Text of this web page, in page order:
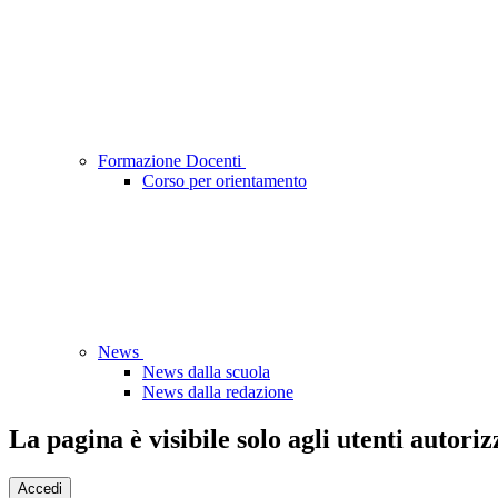
Formazione Docenti
Corso per orientamento
News
News dalla scuola
News dalla redazione
La pagina è visibile solo agli utenti
Accedi